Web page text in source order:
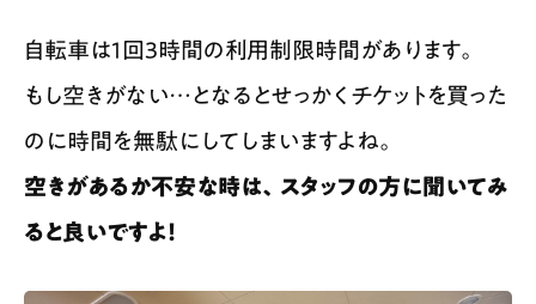
自転車は1回3時間の利用制限時間があります。
もし空きがない…となるとせっかくチケットを買った
のに時間を無駄にしてしまいますよね。
空きがあるか不安な時は、スタッフの方に聞いてみ
ると良いですよ！